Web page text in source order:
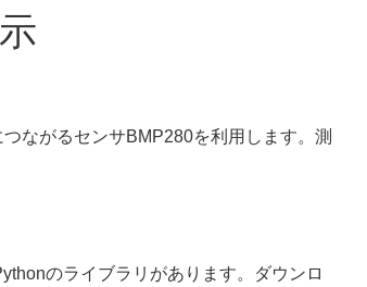
ながるセンサBMP280を利用します。測
のライブラリがあります。ダウンロ